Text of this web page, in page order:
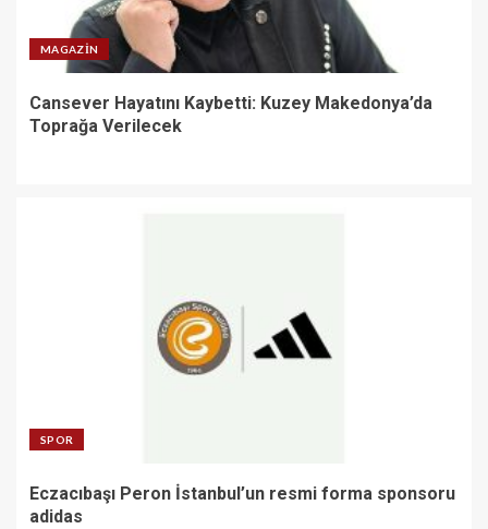
MAGAZIN
Cansever Hayatını Kaybetti: Kuzey Makedonya’da
Toprağa Verilecek
SPOR
Eczacıbaşı Peron İstanbul’un resmi forma sponsoru
adidas